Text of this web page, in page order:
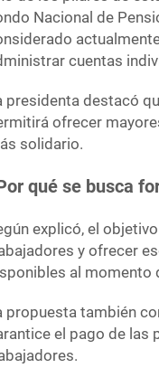
Nacional de
cuentas
presidenta destacó
ofrecer
solidario.
qué se busca
explicó, el
y ofrecer
al momento
propuesta también
el pago de las